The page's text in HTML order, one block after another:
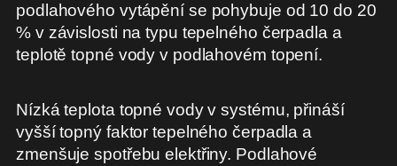
podlahového vytápění se pohybuje od 10 do 20
% v závislosti na typu tepelného čerpadla a
teplotě topné vody v podlahovém topení.
Nízká teplota topné vody v systému, přináší
vyšší topný faktor tepelného čerpadla a
zmenšuje spotřebu elektřiny. Podlahové